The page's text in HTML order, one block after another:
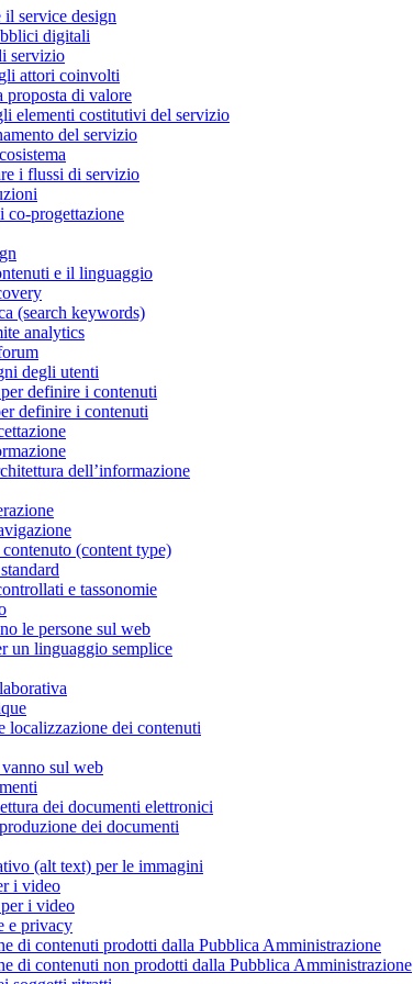
il service design
digitali
servizio
attori coinvolti
proposta di valore
elementi costitutivi del servizio
del servizio
i flussi di servizio
co-progettazione
e il linguaggio
(search keywords)
analytics
degli utenti
definire i contenuti
definire i contenuti
dell’informazione
(content type)
e tassonomie
le persone sul web
un linguaggio semplice
localizzazione dei contenuti
sul web
dei documenti elettronici
dei documenti
(alt text) per le immagini
i video
i video
e privacy
di contenuti prodotti dalla Pubblica Amministrazione
di contenuti non prodotti dalla Pubblica Amministrazione